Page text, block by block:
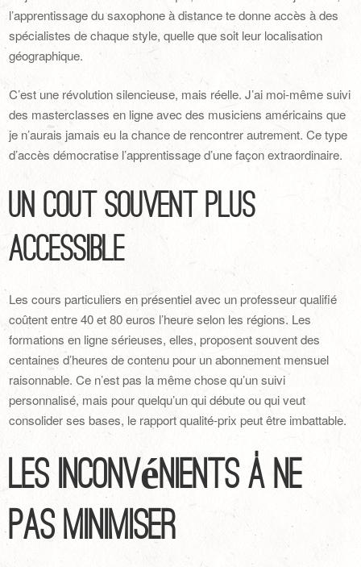
l’apprentissage du saxophone à distance te donne accès à des
spécialistes de chaque style, quelle que soit leur localisation
géographique.
C’est une révolution silencieuse, mais réelle. J’ai moi-même suivi
des masterclasses en ligne avec des musiciens américains que
je n’aurais jamais eu la chance de rencontrer autrement. Ce type
d’accès démocratise l’apprentissage d’une façon extraordinaire.
Un coût souvent plus
accessible
Les cours particuliers en présentiel avec un professeur qualifié
coûtent entre 40 et 80 euros l’heure selon les régions. Les
formations en ligne sérieuses, elles, proposent souvent des
centaines d’heures de contenu pour un abonnement mensuel
raisonnable. Ce n’est pas la même chose qu’un suivi
personnalisé, mais pour quelqu’un qui débute ou qui veut
consolider ses bases, le rapport qualité-prix peut être imbattable.
Les inconvénients à ne
pas minimiser